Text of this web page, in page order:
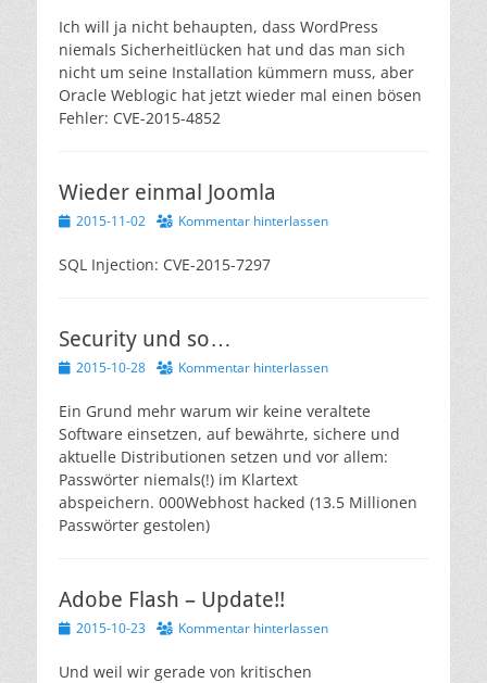
Ich will ja nicht behaupten, dass WordPress
niemals Sicherheitlücken hat und das man sich
nicht um seine Installation kümmern muss, aber
Oracle Weblogic hat jetzt wieder mal einen bösen
Fehler: CVE-2015-4852
Wieder einmal Joomla
Veröffentlicht
2015-11-02 Kommentar hinterlassen
SQL Injection: CVE-2015-7297
Security und so…
Veröffentlicht
2015-10-28 Kommentar hinterlassen
Ein Grund mehr warum wir keine veraltete
Software einsetzen, auf bewährte, sichere und
aktuelle Distributionen setzen und vor allem:
Passwörter niemals(!) im Klartext
abspeichern. 000Webhost hacked (13.5 Millionen
Passwörter gestolen)
Adobe Flash – Update!!
Veröffentlicht
2015-10-23 Kommentar hinterlassen
Und weil wir gerade von kritischen